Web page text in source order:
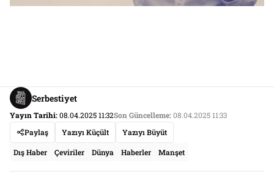
Serbestiyet
Yayın Tarihi:08.04.2025 11:32Son Güncelleme:08.04.2025 11:33
Paylaş
Yazıyı Küçült Yazıyı Büyüt
Dış Haber Çeviriler Dünya Haberler Manşet